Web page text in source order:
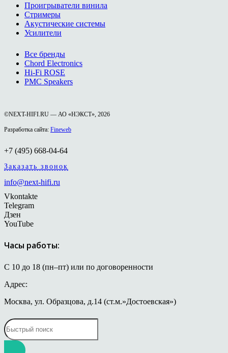
Проигрыватели винила
Стримеры
Акустические системы
Усилители
Все бренды
Chord Electronics
Hi-Fi ROSE
PMC Speakers
©NEXT-HIFI.RU — АО «НЭКСТ», 2026
Разработка сайта: Fineweb
+7 (495) 668-04-64
Заказать звонок
info@next-hifi.ru
Vkontakte
Telegram
Дзен
YouTube
Часы работы:
С 10 до 18 (пн–пт) или по договоренности
Адрес:
Москва, ул. Образцова, д.14 (ст.м.»Достоевская»)